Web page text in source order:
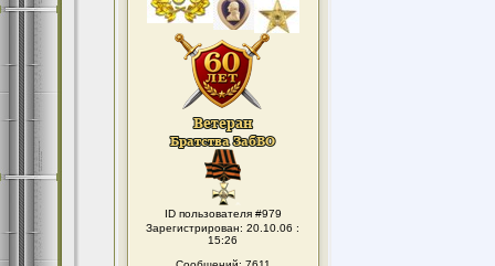
ID пользователя #979
Зарегистрирован: 20.10.06 :
15:26